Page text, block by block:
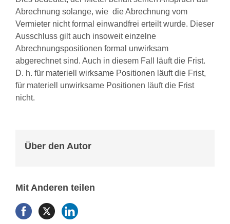
Abrechnung solange, wie die Abrechnung vom
Vermieter nicht formal einwandfrei erteilt wurde. Dieser
Ausschluss gilt auch insoweit einzelne
Abrechnungspositionen formal unwirksam
abgerechnet sind. Auch in diesem Fall läuft die Frist.
D. h. für materiell wirksame Positionen läuft die Frist,
für materiell unwirksame Positionen läuft die Frist
nicht.
Über den Autor
Mit Anderen teilen